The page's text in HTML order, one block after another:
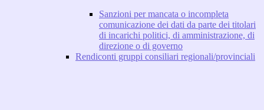
Sanzioni per mancata o incompleta
comunicazione dei dati da parte dei titolari
di incarichi politici, di amministrazione, di
direzione o di governo
Rendiconti gruppi consiliari regionali/provinciali